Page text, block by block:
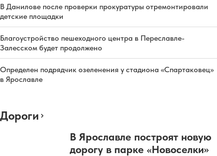
В Данилове после проверки прокуратуры отремонтировали
детские площадки
Благоустройство пешеходного центра в Переславле-
Залесском будет продолжено
Определен подрядчик озеленения у стадиона «Спартаковец»
в Ярославле
Дороги
В Ярославле построят новую
дорогу в парке «Новоселки»